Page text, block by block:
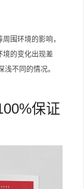
围环境的影响，
境的变化出现差
不同的情况。
保证